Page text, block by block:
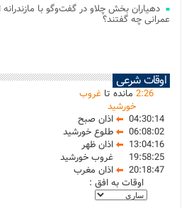
دهیاران بخش چلاو در گفت‌وگو با
عمرانی چه گفتند؟
اوقات شرعی
2:26 مانده تاغروب
خورشید
04:30:14
اذان صبح
06:08:02
طلوع خورشید
13:04:16
اذان ظهر
19:58:25
غروب خورشید
20:18:47
اذان مغرب
اوقات به افق :